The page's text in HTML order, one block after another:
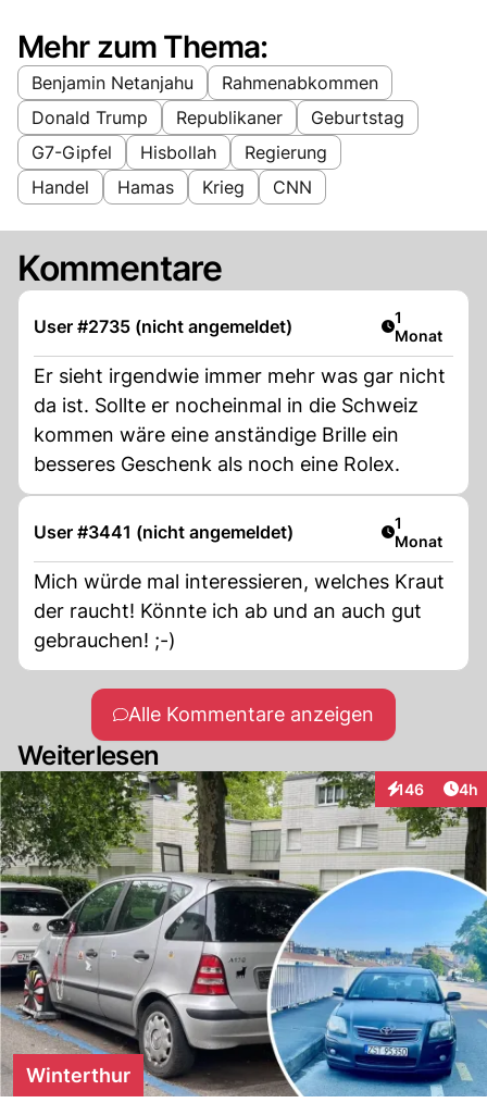
Mehr zum Thema:
Benjamin Netanjahu
Rahmenabkommen
Donald Trump
Republikaner
Geburtstag
G7-Gipfel
Hisbollah
Regierung
Handel
Hamas Krieg CNN
Kommentare
User #2735 (nicht angemeldet) Artikel
1
Monat
Er sieht irgendwie immer mehr was gar nicht
da ist. Sollte er nocheinmal in die Schweiz
kommen wäre eine anständige Brille ein
besseres Geschenk als noch eine Rolex.
User #3441 (nicht angemeldet) Artikel
1
Monat
Mich würde mal interessieren, welches Kraut
der raucht! Könnte ich ab und an auch gut
gebrauchen! ;-)
Alle Kommentare anzeigen
Weiterlesen
146
Interaktionen
4h
Winterthur